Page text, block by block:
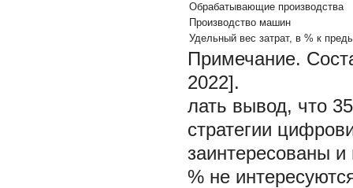
Обрабатывающие производства
Производство машин
Удельный вес затрат, в % к
Примечание.
2022].
лать вывод, что
стратегии
заинтересованы и
% не